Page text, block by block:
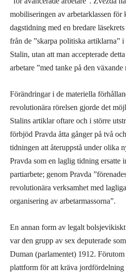
mobiliseringen av arbetarklassen för
dagstidning med en bredare
från de ”skarpa politiska artiklarna”
Stalin, utan att man accepterade
arbetare ”med tanke på den
Förändringar i de materiella
revolutionära rörelsen gjorde det
Stalins artiklar oftare och i större
förbjöd Pravda åtta gånger på två
tidningen att återuppstå under olika
Pravda som en laglig tidning ersatte
partiarbete; genom Pravda
revolutionära verksamhet med
organisering av arbetarmassorna”.
En annan form av legalt
var den grupp av sex deputerade
Duman (parlamentet) 1912.
plattform för att kräva jordfördelning